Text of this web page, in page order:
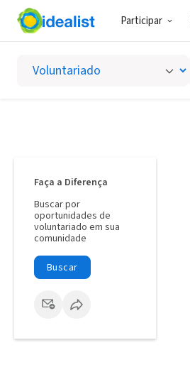
Participar
Faça a Diferença
Buscar por
oportunidades de
voluntariado em sua
comunidade
Buscar